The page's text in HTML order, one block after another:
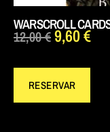
WARSCROLL
12,00€9,60€
RESERVAR